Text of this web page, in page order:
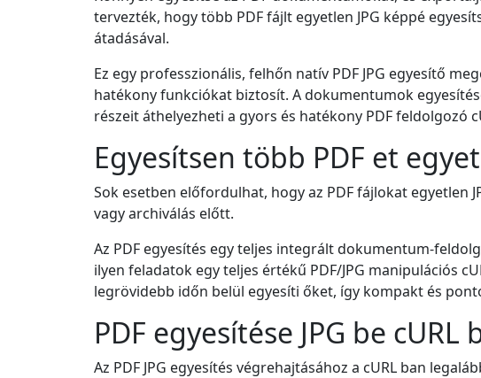
tervezték, hogy több PDF fájlt egyetlen JPG képpé
átadásával.
Ez egy professzionális, felhőn natív PDF JPG egyesítő
hatékony funkciókat biztosít. A dokumentumok
részeit áthelyezheti a gyors és hatékony PDF feldolgozó
Egyesítsen több PDF et
Sok esetben előfordulhat, hogy az PDF fájlokat egyetlen
vagy archiválás előtt.
Az PDF egyesítés egy teljes integrált dokumentum-
ilyen feladatok egy teljes értékű PDF/JPG manipulációs
legrövidebb időn belül egyesíti őket, így kompakt és
PDF egyesítése JPG be cURL
Az PDF JPG egyesítés végrehajtásához a cURL ban